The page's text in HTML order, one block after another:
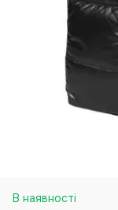
В наявності